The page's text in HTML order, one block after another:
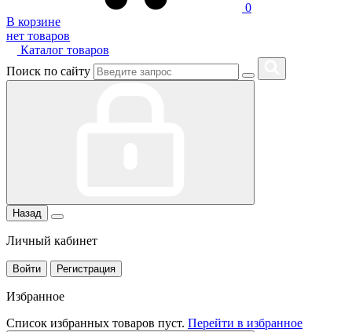
0
В корзине
нет товаров
Каталог товаров
Поиск по сайту
Назад
Личный кабинет
Войти Регистрация
Избранное
Список избранных товаров пуст. Перейти в избранное